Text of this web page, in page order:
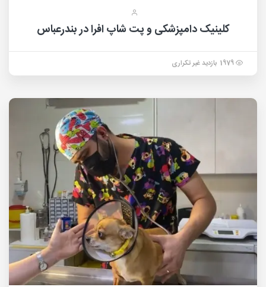
کلینیک دامپزشکی و پت شاپ افرا در بندرعباس
1979 بازدید غیر تکراری